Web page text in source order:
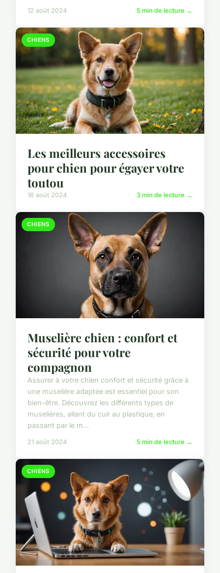
12 août 2024 5 min de lecture →
CHIENS
Les meilleurs accessoires
pour chien pour égayer votre
toutou
16 août 2024 3 min de lecture →
CHIENS
Muselière chien : confort et
sécurité pour votre
compagnon
Assurer à votre chien confort et sécurité grâce à
une muselière adaptée est essentiel pour son
bien-être. Découvrez les différents types de
muselières, allant du cuir au plastique, en
passant par le m...
21 août 2024 5 min de lecture →
CHIENS